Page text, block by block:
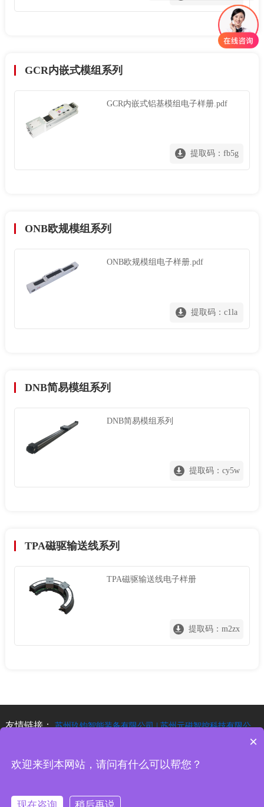
GCR内嵌式模组系列
GCR内嵌式铝基模组电子样册.pdf
提取码：fb5g
ONB欧规模组系列
ONB欧规模组电子样册.pdf
提取码：c1la
DNB简易模组系列
DNB简易模组系列
提取码：cy5w
TPA磁驱输送线系列
TPA磁驱输送线电子样册
提取码：m2zx
友情链接： 苏州玖钧智能装备有限公司 |苏州元磁智控科技有限公
×
欢迎来到本网站，请问有什么可以帮您？
现在咨询 稍后再说